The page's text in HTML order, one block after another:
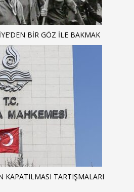
BIR GÖZ ILE BAKMAK
KAPATILMASI TARTIŞMALARI